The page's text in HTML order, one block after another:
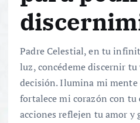
Padre Celestial, en tu
luz, concédeme discernir
decisión. Ilumina mi mente
fortalece mi corazón con tu
acciones reflejen tu amor y